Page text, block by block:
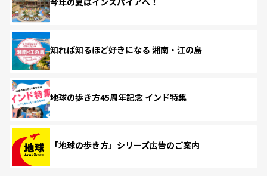
知れば知るほど好きになる 湘南・江の島
地球の歩き方45周年記念 インド特集
「地球の歩き方」シリーズ広告のご案内